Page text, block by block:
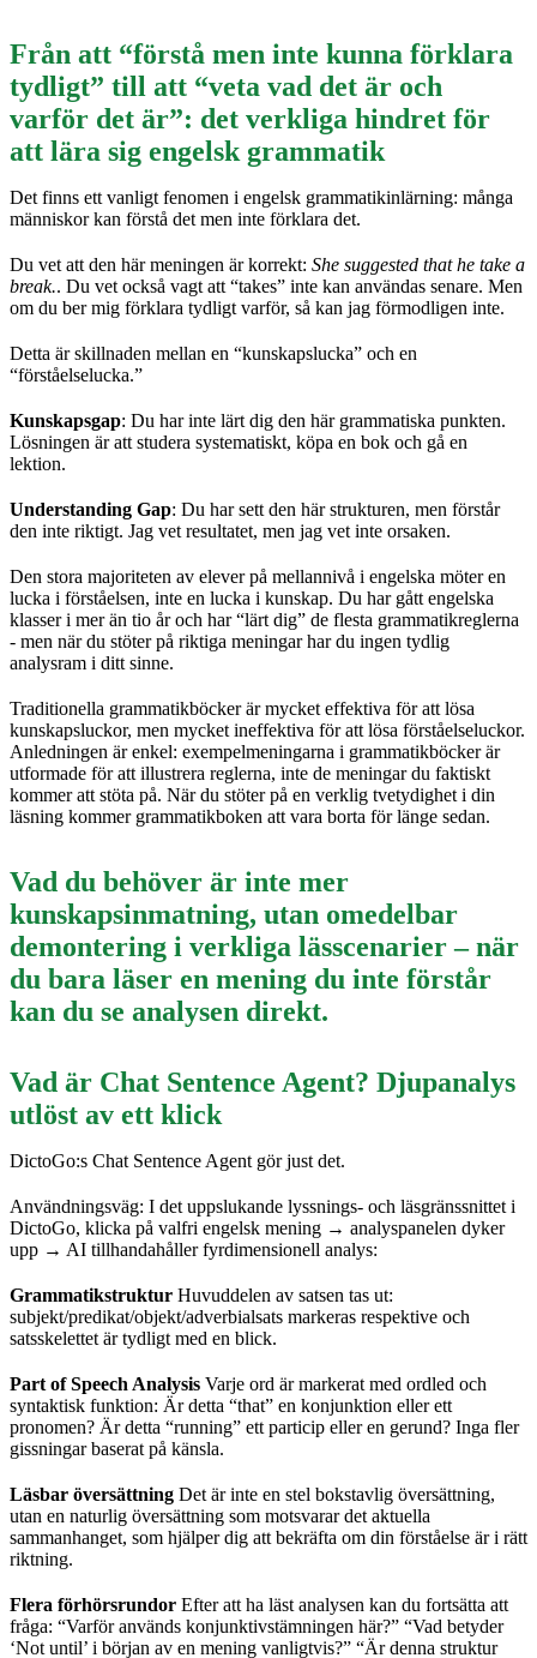
Från att “förstå men inte kunna förklara
tydligt” till att “veta vad det är och
varför det är”: det verkliga hindret för
att lära sig engelsk grammatik
Det finns ett vanligt fenomen i engelsk grammatikinlärning: många
människor kan förstå det men inte förklara det.
Du vet att den här meningen är korrekt: She suggested that he take a
break.. Du vet också vagt att “takes” inte kan användas senare. Men
om du ber mig förklara tydligt varför, så kan jag förmodligen inte.
Detta är skillnaden mellan en “kunskapslucka” och en
“förståelselucka.”
Kunskapsgap: Du har inte lärt dig den här grammatiska punkten.
Lösningen är att studera systematiskt, köpa en bok och gå en
lektion.
Understanding Gap: Du har sett den här strukturen, men förstår
den inte riktigt. Jag vet resultatet, men jag vet inte orsaken.
Den stora majoriteten av elever på mellannivå i engelska möter en
lucka i förståelsen, inte en lucka i kunskap. Du har gått engelska
klasser i mer än tio år och har “lärt dig” de flesta grammatikreglerna
- men när du stöter på riktiga meningar har du ingen tydlig
analysram i ditt sinne.
Traditionella grammatikböcker är mycket effektiva för att lösa
kunskapsluckor, men mycket ineffektiva för att lösa förståelseluckor.
Anledningen är enkel: exempelmeningarna i grammatikböcker är
utformade för att illustrera reglerna, inte de meningar du faktiskt
kommer att stöta på. När du stöter på en verklig tvetydighet i din
läsning kommer grammatikboken att vara borta för länge sedan.
Vad du behöver är inte mer
kunskapsinmatning, utan omedelbar
demontering i verkliga lässcenarier – när
du bara läser en mening du inte förstår
kan du se analysen direkt.
Vad är Chat Sentence Agent? Djupanalys
utlöst av ett klick
DictoGo:s Chat Sentence Agent gör just det.
Användningsväg: I det uppslukande lyssnings- och läsgränssnittet i
DictoGo, klicka på valfri engelsk mening → analyspanelen dyker
upp → AI tillhandahåller fyrdimensionell analys:
Grammatikstruktur Huvuddelen av satsen tas ut:
subjekt/predikat/objekt/adverbialsats markeras respektive och
satsskelettet är tydligt med en blick.
Part of Speech Analysis Varje ord är markerat med ordled och
syntaktisk funktion: Är detta “that” en konjunktion eller ett
pronomen? Är detta “running” ett particip eller en gerund? Inga fler
gissningar baserat på känsla.
Läsbar översättning Det är inte en stel bokstavlig översättning,
utan en naturlig översättning som motsvarar det aktuella
sammanhanget, som hjälper dig att bekräfta om din förståelse är i rätt
riktning.
Flera förhörsrundor Efter att ha läst analysen kan du fortsätta att
fråga: “Varför används konjunktivstämningen här?” “Vad betyder
‘Not until’ i början av en mening vanligtvis?” “Är denna struktur